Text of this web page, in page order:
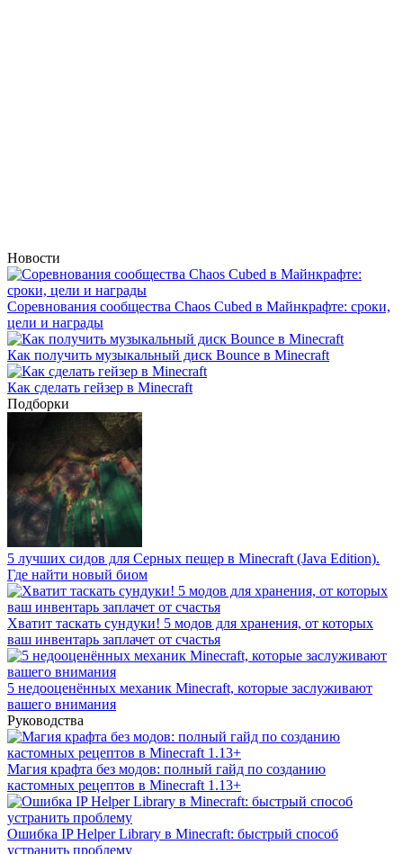
Новости
Соревнования сообщества Chaos Cubed в Майнкрафте: сроки,
цели и награды
Как получить музыкальный диск Bounce в Minecraft
Как сделать гейзер в Minecraft
Подборки
5 лучших сидов для Серных пещер в Minecraft (Java Edition).
Где найти новый биом
Хватит таскать сундуки! 5 модов для хранения, от которых
ваш инвентарь заплачет от счастья
5 недооценённых механик Minecraft, которые заслуживают
вашего внимания
Руководства
Магия крафта без модов: полный гайд по созданию
кастомных рецептов в Minecraft 1.13+
Ошибка IP Helper Library в Minecraft: быстрый способ
устранить проблему